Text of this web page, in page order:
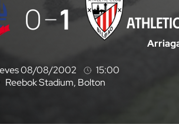
0 1
08/08/2002
15:00
U
Reebok Stadium, Bolton